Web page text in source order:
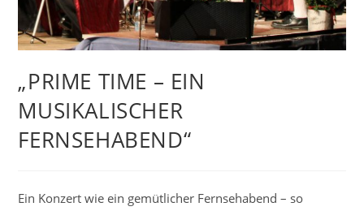
„PRIME TIME – EIN
MUSIKALISCHER
FERNSEHABEND“
Ein Konzert wie ein gemütlicher Fernsehabend – so